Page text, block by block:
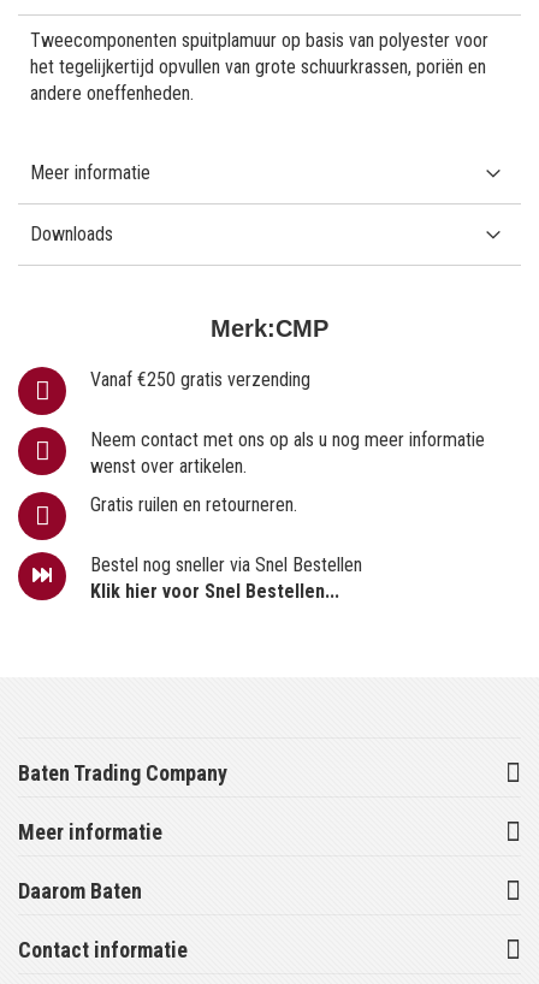
Merk:CMP
Vanaf €250 gratis verzending
Neem contact met ons op als u nog meer informatie
wenst over artikelen.
Gratis ruilen en retourneren.
Bestel nog sneller via Snel Bestellen
Klik hier voor Snel Bestellen...
Tweecomponenten spuitplamuur op basis van polyester voor
het tegelijkertijd opvullen van grote schuurkrassen, poriën en
andere oneffenheden.
Meer informatie
Downloads
Baten Trading Company
Meer informatie
Daarom Baten
Contact informatie